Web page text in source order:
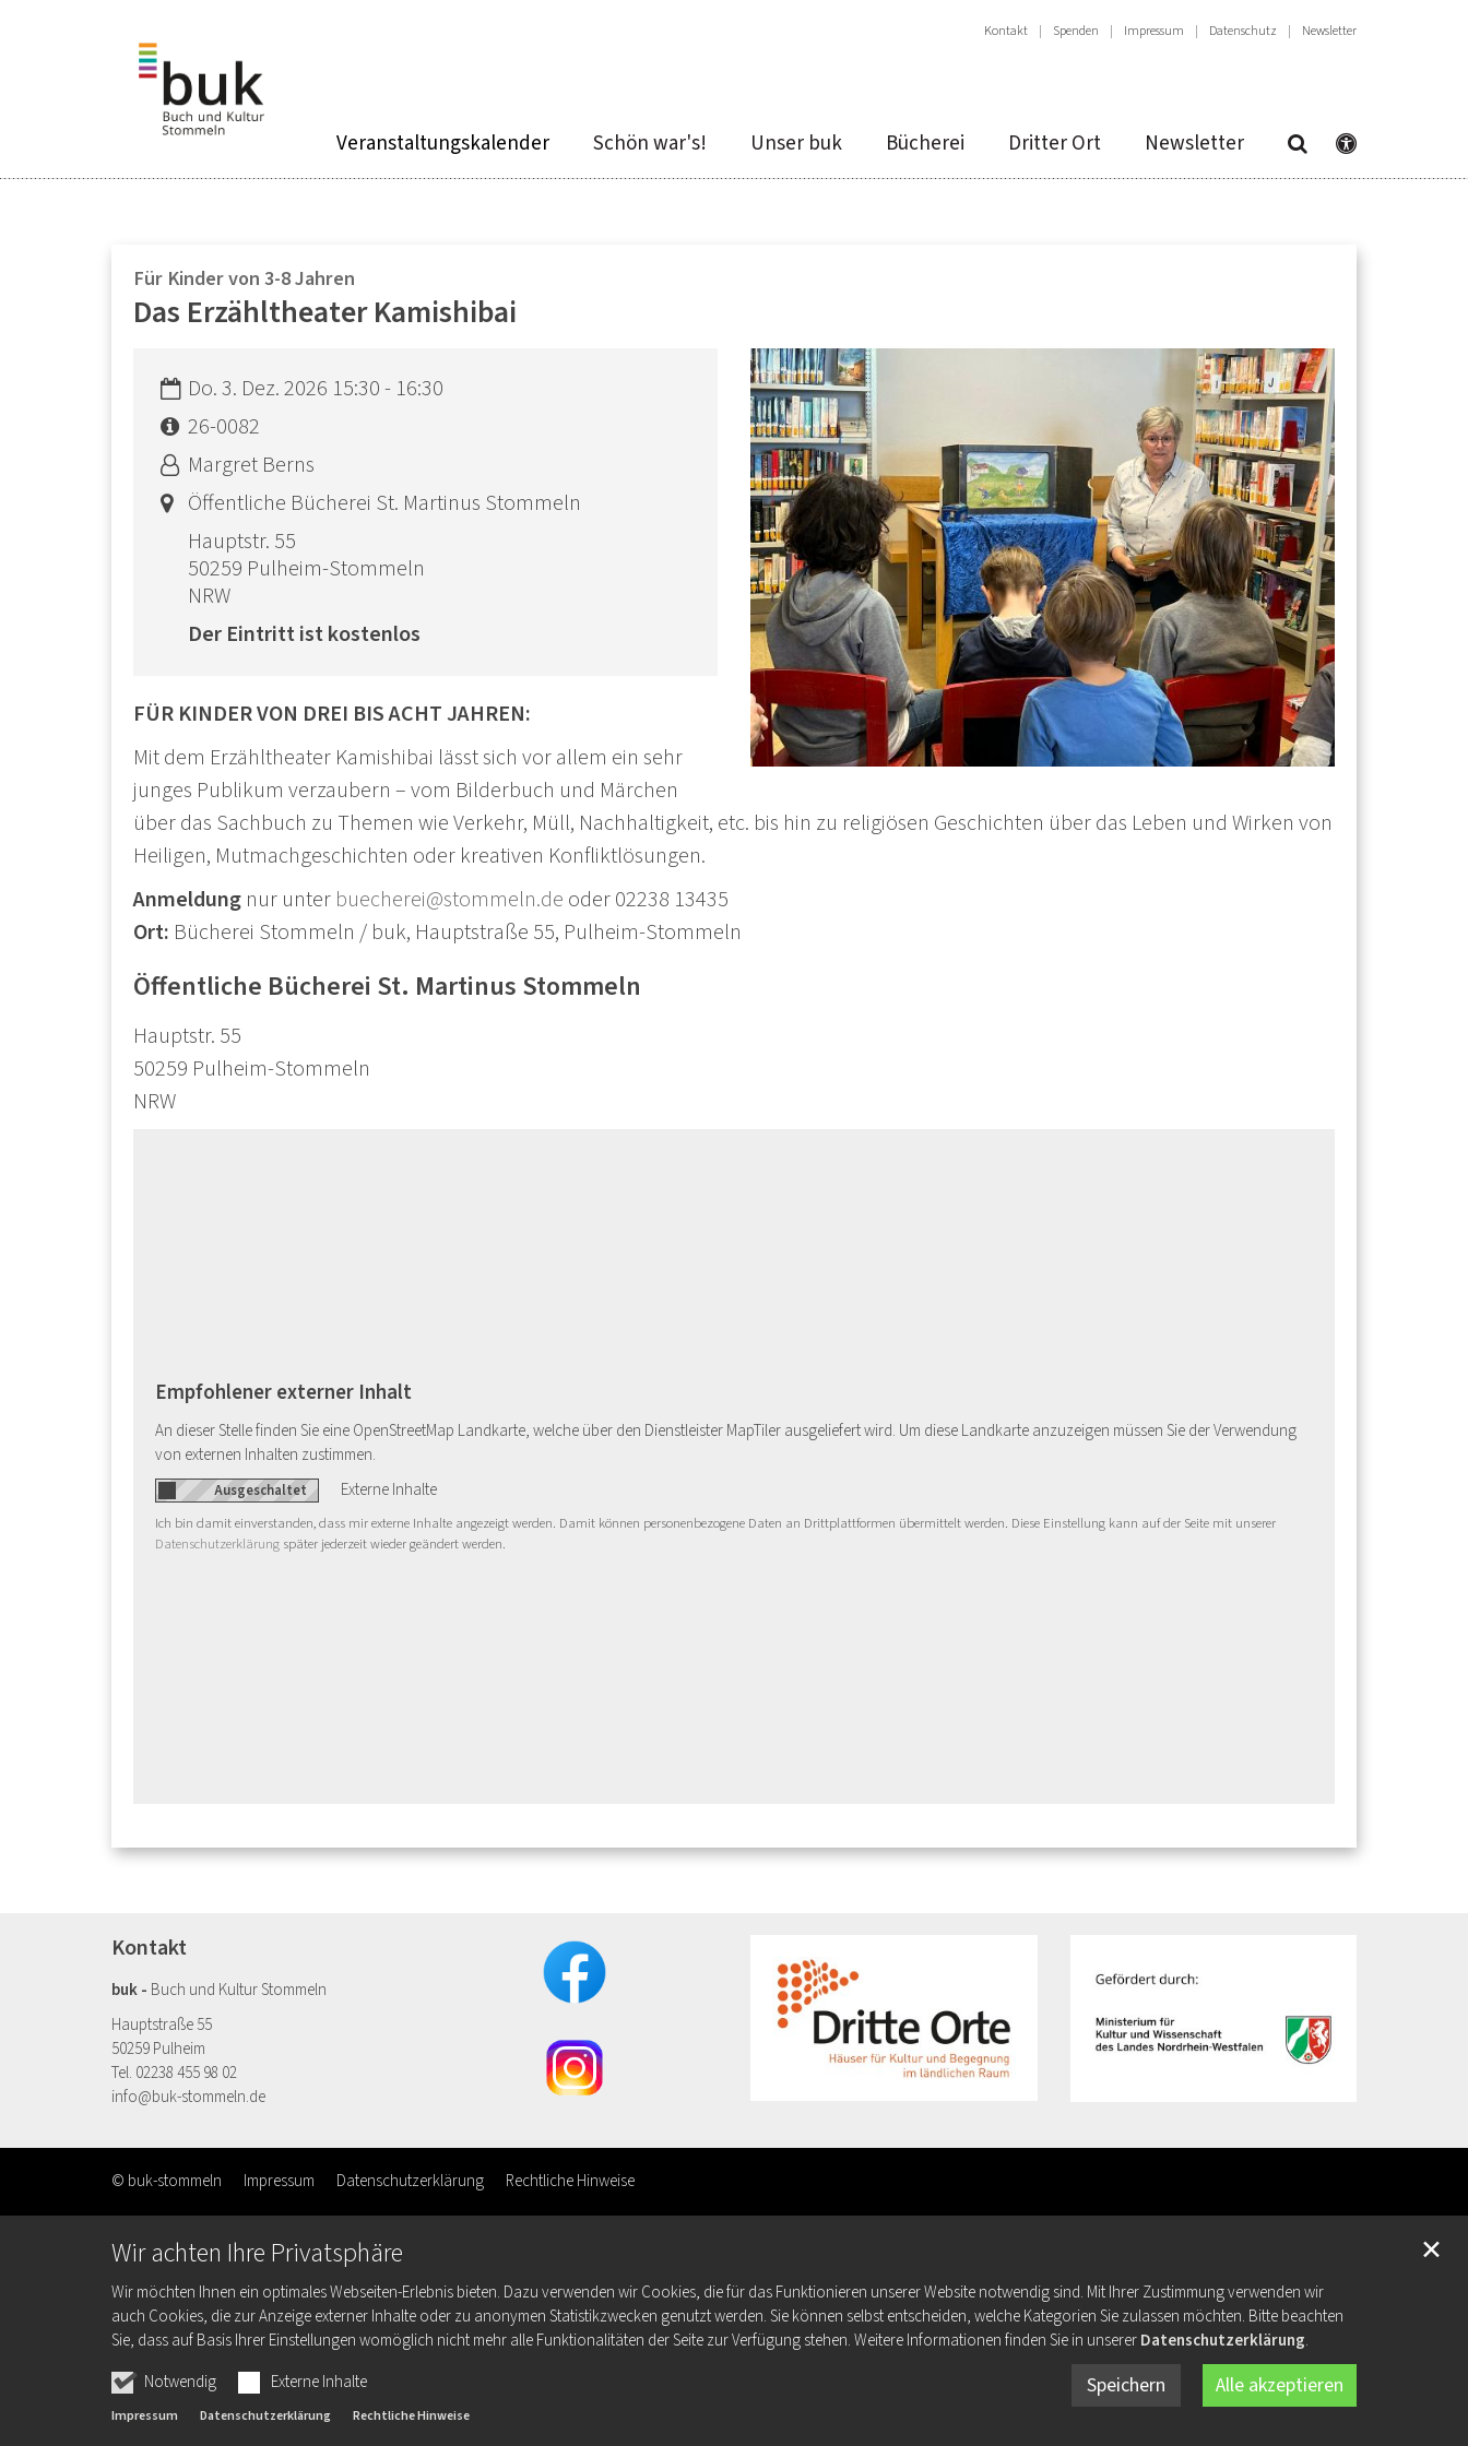
Wir achten Ihre Privatsphäre
Wir möchten Ihnen ein optimales Webseiten-Erlebnis bieten. Dazu verwenden wir Cookies, die für das Funktionieren unserer Website notwendig sind. Mit Ihrer Zustimmung verwenden wir
auch Cookies, die zur Anzeige externer Inhalte oder zu anonymen Statistikzwecken genutzt werden. Sie können selbst entscheiden, welche Kategorien Sie zulassen möchten. Bitte beachten
Sie, dass auf Basis Ihrer Einstellungen womöglich nicht mehr alle Funktionalitäten der Seite zur Verfügung stehen. Weitere Informationen finden Sie in unsererDatenschutzerklärung.
Notwendig
Externe Inhalte Speichern Alle akzeptieren
✕
Impressum Datenschutzerklärung Rechtliche Hinweise
Kontakt Spenden Impressum Datenschutz Newsletter
Veranstaltungskalender Schön war's! Unser buk Bücherei Dritter Ort Newsletter
Für Kinder von 3-8 Jahren
Das Erzähltheater Kamishibai
Datum:
Do. 3. Dez. 2026 15:30 - 16:30
Art bzw. Nummer:
26-0082
Von:Margret Berns
Ort:Öffentliche Bücherei St. Martinus Stommeln
Hauptstr. 55
50259 Pulheim-Stommeln
NRW
Der Eintritt ist kostenlos
FÜR KINDER VON DREI BIS ACHT JAHREN:
Mit dem Erzähltheater Kamishibai lässt sich vor allem ein sehr
junges Publikum verzaubern – vom Bilderbuch und Märchen
über das Sachbuch zu Themen wie Verkehr, Müll, Nachhaltigkeit, etc. bis hin zu religiösen Geschichten über das Leben und Wirken von
Heiligen, Mutmachgeschichten oder kreativen Konfliktlösungen.
Anmeldung nur unter buecherei@stommeln.de oder 02238 13435
Ort: Bücherei Stommeln / buk, Hauptstraße 55, Pulheim-Stommeln
Öffentliche Bücherei St. Martinus Stommeln
Hauptstr. 55
50259 Pulheim-Stommeln
NRW
Empfohlener externer Inhalt
An dieser Stelle finden Sie eine OpenStreetMap Landkarte, welche über den Dienstleister MapTiler ausgeliefert wird. Um diese Landkarte anzuzeigen müssen Sie der Verwendung
von externen Inhalten zustimmen.
Externe Inhalte
Ich bin damit einverstanden, dass mir externe Inhalte angezeigt werden. Damit können personenbezogene Daten an Drittplattformen übermittelt werden. Diese Einstellung kann auf der Seite mit unserer
Datenschutzerklärung später jederzeit wieder geändert werden.
Kontakt
buk - Buch und Kultur Stommeln
Hauptstraße 55
50259 Pulheim
Tel. 02238 455 98 02
info@buk-stommeln.de
© buk-stommeln Impressum Datenschutzerklärung Rechtliche Hinweise